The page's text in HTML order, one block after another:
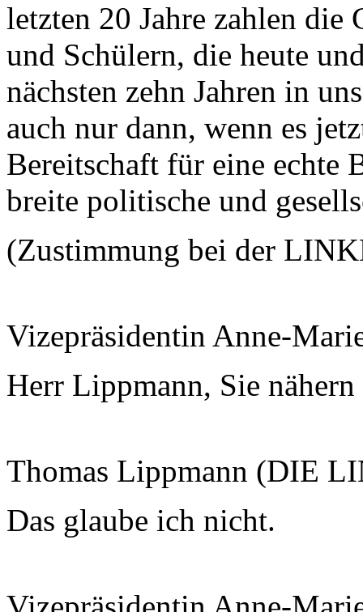
letzten 20 Jahre zahlen die
und Schülern, die heute
nächsten zehn Jahren in
auch nur dann, wenn es
Bereitschaft für eine echte
breite politische und
(Zustimmung bei der
Vizepräsidentin Anne-
Herr Lippmann, Sie
Thomas Lippmann (DIE
Das glaube ich nicht.